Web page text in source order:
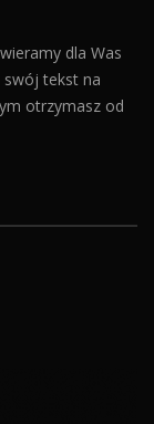
dla Was
tekst na
otrzymasz od